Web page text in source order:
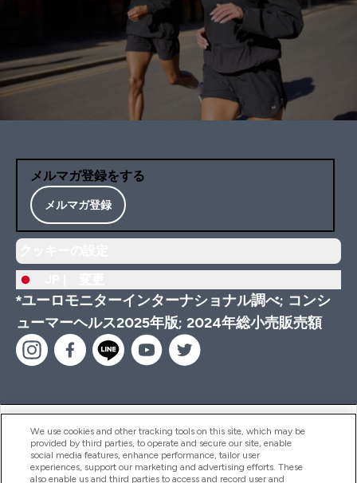
メルマガ登録をする
メルマガ登録
*ユーロモニターインターナショナル調べ; コンシ
ューマーヘルス2025年版; 2024年総小売販売額
ヘルプ＆ガイド
We use cookies and other tracking tools on this site, which may be
provided by third parties, to operate and secure our site, enable
social media features, enhance performance, tailor user
experiences, support our marketing and advertising efforts. These
also enable us and third parties to access and record user and